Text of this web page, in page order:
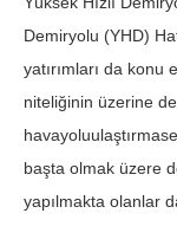
Demiryolu (YHD)
yatırımları da konu
niteliğinin üzerine
başta olmak üzere
yapılmakta olanlar